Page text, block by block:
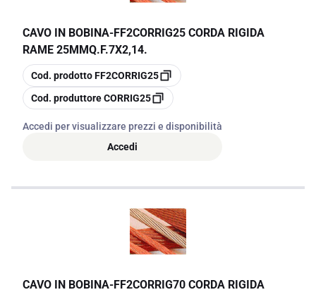
CAVO IN BOBINA-FF2CORRIG25 CORDA RIGIDA
RAME 25MMQ.F.7X2,14.
copia
Cod. prodottoFF2CORRIG25
copia
Cod. produttoreCORRIG25
Accedi per visualizzare prezzi e disponibilità
Accedi
CAVO IN BOBINA-FF2CORRIG70 CORDA RIGIDA